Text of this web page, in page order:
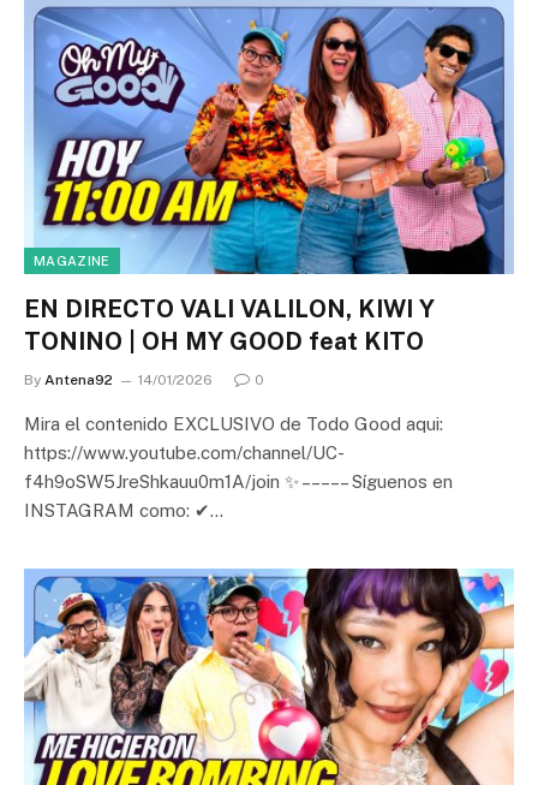
MAGAZINE
EN DIRECTO VALI VALILON, KIWI Y
TONINO | OH MY GOOD feat KITO
By Antena92 14/01/2026 0
Mira el contenido EXCLUSIVO de Todo Good aqui:
https://www.youtube.com/channel/UC-
f4h9oSW5JreShkauu0m1A/join ✨ – – – – – Síguenos en
INSTAGRAM como: ✔…